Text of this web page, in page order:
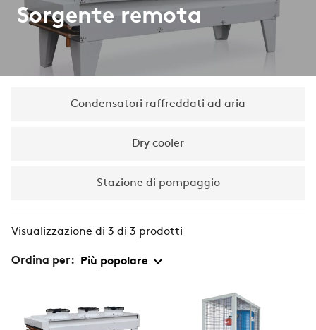
Sorgente remota
Condensatori raffreddati ad aria
Dry cooler
Stazione di pompaggio
Visualizzazione di 3 di 3 prodotti
Ordina per: